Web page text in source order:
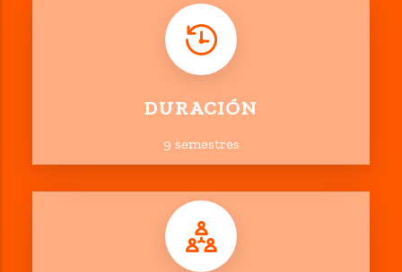
DURACIÓN
9 semestres